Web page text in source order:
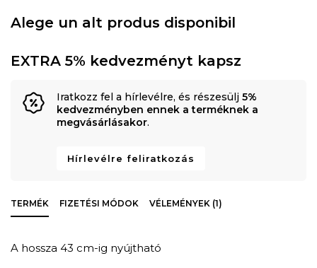
Alege un alt produs disponibil
EXTRA 5% kedvezményt kapsz
Iratkozz fel a hírlevélre, és részesülj 5%
kedvezményben ennek a terméknek a
megvásárlásakor.
Hírlevélre feliratkozás
TERMÉK FIZETÉSI MÓDOK VÉLEMÉNYEK (1)
A hossza 43 cm-ig nyújtható